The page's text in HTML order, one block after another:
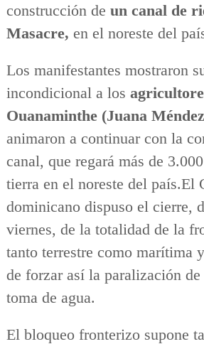
construcción de un canal de
Masacre, en el noreste del
Los manifestantes mostraron
incondicional a los
Ouanaminthe (Juana
animaron a continuar con la
canal, que regará más de
tierra en el noreste del país.El
dominicano dispuso el cierre,
viernes, de la totalidad de la
tanto terrestre como marítima
de forzar así la paralización
toma de agua.
El bloqueo fronterizo supone